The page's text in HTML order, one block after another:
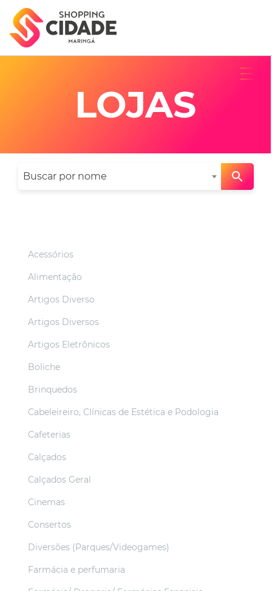
LOJAS
Buscar por nome
Acessórios
Alimentação
Artigos Diverso
Artigos Diversos
Artigos Eletrônicos
Boliche
Brinquedos
Cabeleireiro, Clínicas de Estética e Podologia
Cafeterias
Calçados
Calçados Geral
Cinemas
Consertos
Diversões (Parques/Videogames)
Farmácia e perfumaria